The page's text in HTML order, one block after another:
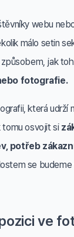
webu
málo setin
jak
fotografie.
která udrží
tomu osvojit si
potřeb
se
ve